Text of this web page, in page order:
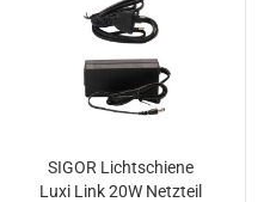
SIGOR Lichtschiene
Luxi Link 20W Netzteil